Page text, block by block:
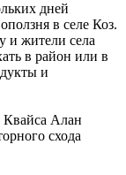
дней
в селе Коз.
и жители села
в район или в
и
Алан
схода